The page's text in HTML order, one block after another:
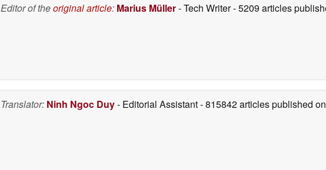
Editor of theoriginal article: Marius Müller- Tech Writer- 5209 articles
Translator: Ninh Ngoc Duy- Editorial Assistant- 815842 articles published